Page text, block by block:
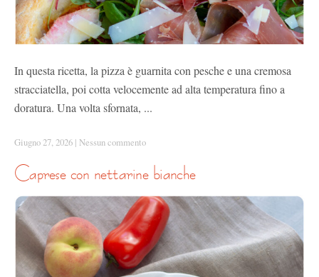
In questa ricetta, la pizza è guarnita con pesche e una cremosa
stracciatella, poi cotta velocemente ad alta temperatura fino a
doratura. Una volta sfornata, ...
Giugno 27, 2026 | Nessun commento
caprese con nettarine bianche